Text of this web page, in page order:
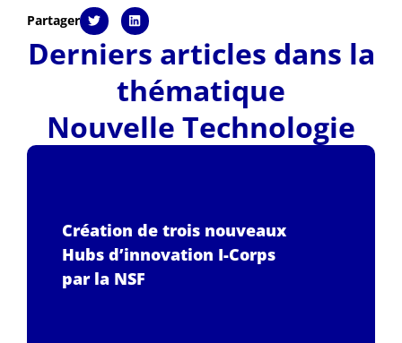
Partager
Derniers articles dans la
thématique
Nouvelle Technologie
Création de trois nouveaux
Hubs d’innovation I-Corps
par la NSF